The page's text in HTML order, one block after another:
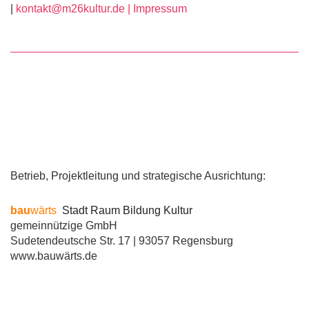
kontakt@m26kultur.de | Impressum
Betrieb, Projektleitung und strategische Ausrichtung:
bauwärts Stadt Raum Bildung Kultur
gemeinnützige GmbH
Sudetendeutsche Str. 17 | 93057 Regensburg
www.bauwärts.de